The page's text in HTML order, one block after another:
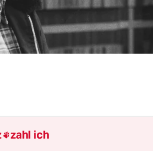
er anfangs nicht so
da war Jürgen gerade in sein
zahl ich